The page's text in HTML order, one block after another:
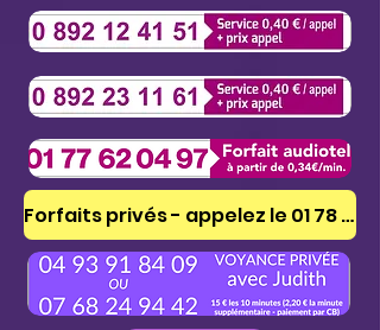
Forfaits privés - appelez le 01 78 41 53 51